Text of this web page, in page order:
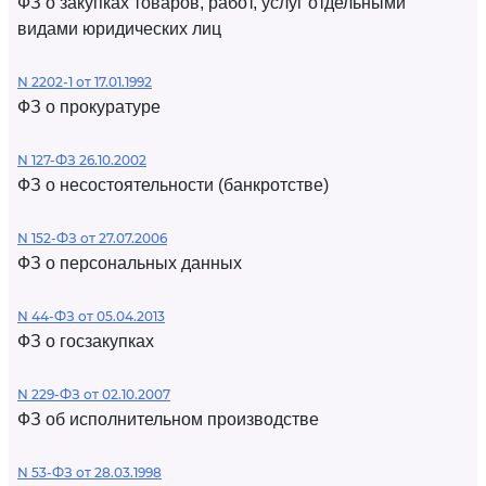
видами юридических лиц
N 2202-1 от 17.01.1992
ФЗ о прокуратуре
N 127-ФЗ 26.10.2002
ФЗ о несостоятельности (банкротстве)
N 152-ФЗ от 27.07.2006
ФЗ о персональных данных
N 44-ФЗ от 05.04.2013
ФЗ о госзакупках
N 229-ФЗ от 02.10.2007
ФЗ об исполнительном производстве
N 53-ФЗ от 28.03.1998